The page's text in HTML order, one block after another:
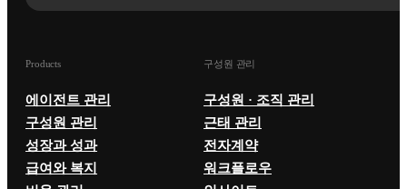
Products
에이전트 관리
구성원 관리
성장과 성과
급여와 복지
구성원 관리
구성원 · 조직 관리
근태 관리
전자계약
워크플로우